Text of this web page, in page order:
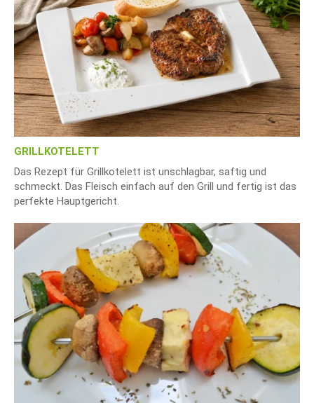
GRILLKOTELETT
Das Rezept für Grillkotelett ist unschlagbar, saftig und
schmeckt. Das Fleisch einfach auf den Grill und fertig ist das
perfekte Hauptgericht.